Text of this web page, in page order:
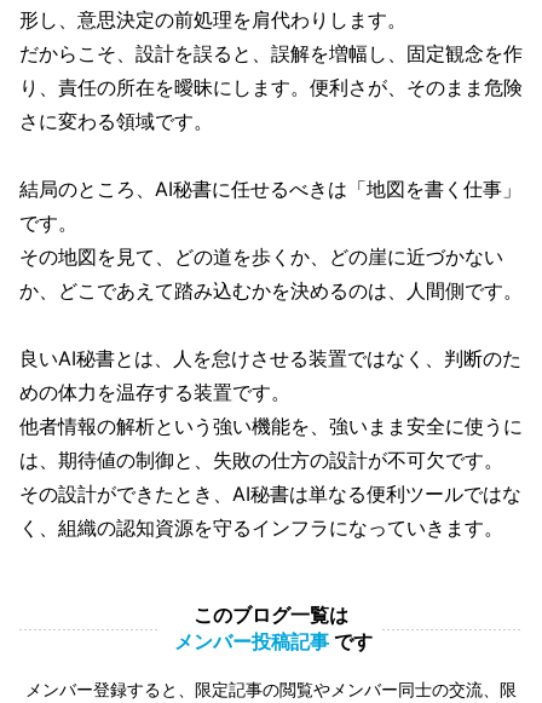
形し、意思決定の前処理を肩代わりします。
だからこそ、設計を誤ると、誤解を増幅し、固定観念を作
り、責任の所在を曖昧にします。便利さが、そのまま危険
さに変わる領域です。
結局のところ、AI秘書に任せるべきは「地図を書く仕事」
です。
その地図を見て、どの道を歩くか、どの崖に近づかない
か、どこであえて踏み込むかを決めるのは、人間側です。
良いAI秘書とは、人を怠けさせる装置ではなく、判断のた
めの体力を温存する装置です。
他者情報の解析という強い機能を、強いまま安全に使うに
は、期待値の制御と、失敗の仕方の設計が不可欠です。
その設計ができたとき、AI秘書は単なる便利ツールではな
く、組織の認知資源を守るインフラになっていきます。
このブログ一覧は
メンバー投稿記事 です
メンバー登録すると、限定記事の閲覧やメンバー同士の交流、限